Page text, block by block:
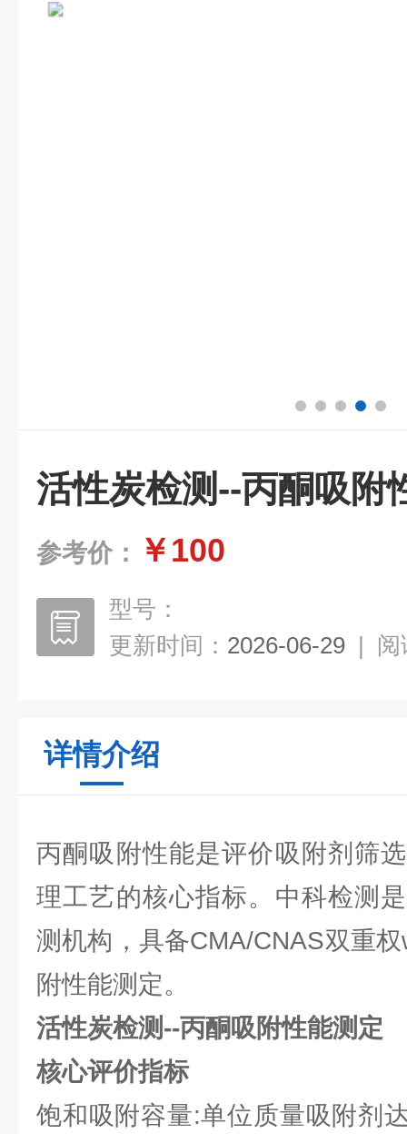
活性炭检测--丙酮吸附
参考价： ￥100
型号：
更新时间： 2026-06-29 | 阅
详情介绍
丙酮吸附性能是评价吸附剂筛
理工艺的核心指标。中科检测
测机构，具备CMA/CNAS双重
附性能测定。
活性炭检测--丙酮吸附性能测定
核心评价指标
饱和吸附容量:单位质量吸附剂